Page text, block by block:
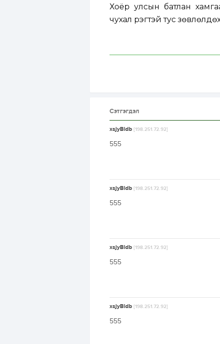
Хоёр улсын батлан
чухал үүрэгтэй тус
Сэтгэгдэл
xsjyBldb [198.251.72.92]
555
xsjyBldb [198.251.72.92]
555
xsjyBldb [198.251.72.92]
555
xsjyBldb [198.251.72.92]
555